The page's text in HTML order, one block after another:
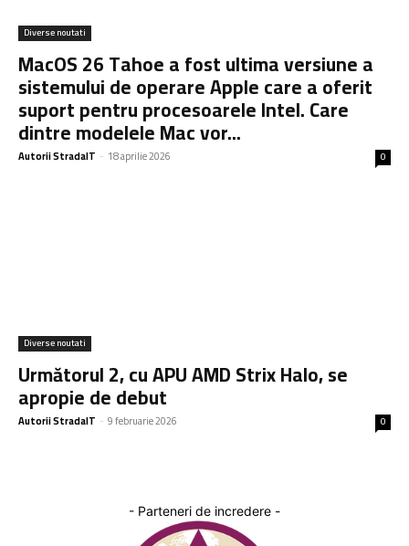
Diverse noutati
MacOS 26 Tahoe a fost ultima versiune a
sistemului de operare Apple care a oferit
suport pentru procesoarele Intel. Care
dintre modelele Mac vor...
Autorii StradaIT - 18 aprilie 2026 0
Diverse noutati
Următorul 2, cu APU AMD Strix Halo, se
apropie de debut
Autorii StradaIT - 9 februarie 2026 0
- Parteneri de incredere -